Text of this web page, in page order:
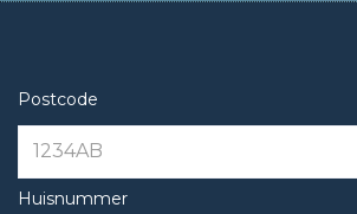
Postcode
Huisnummer